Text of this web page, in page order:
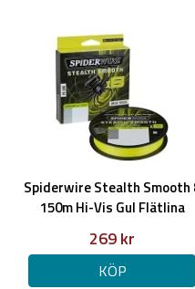
Spiderwire Stealth Smooth
150m Hi-Vis Gul Flätlina
269 kr
KÖP